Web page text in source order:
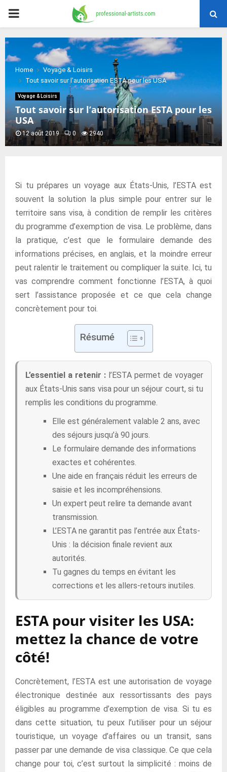
PRIMARY
MENU
Home
Voyage & Loisirs
Tout savoir sur l’autorisation ESTA pour les USA
Voyage & Loisirs
Tout savoir sur l’autorisation ESTA pour les
USA
12 août 2019 0 2940
Si tu prépares un voyage aux États-Unis, l’ESTA est
souvent la solution la plus simple pour entrer sur le
territoire sans visa, à condition de remplir les critères
du programme d’exemption de visa. Le problème, dans
la pratique, c’est que le formulaire demande des
informations précises, en anglais, et la moindre erreur
peut ralentir le traitement ou compliquer la suite. Ici, tu
vas comprendre comment fonctionne l’ESTA, à quoi
sert l’assistance proposée et ce que cela change
concrètement pour toi.
Résumé
L’essentiel a retenir : l’ESTA permet de voyager
aux États-Unis sans visa pour un séjour court, si tu
remplis les conditions du programme.
Elle est généralement valable 2 ans, avec
des séjours jusqu’à 90 jours.
Le formulaire demande des informations
exactes et cohérentes.
Une aide en français réduit les erreurs de
saisie et les incompréhensions.
Un expert peut relire ta demande avant
transmission.
L’ESTA ne garantit pas l’entrée aux États-
Unis : la décision finale revient aux
autorités.
Tu gagnes du temps en évitant les
corrections et les allers-retours inutiles.
ESTA pour visiter les USA:
mettez la chance de votre
côté!
Concrètement, l’ESTA est une autorisation de voyage
électronique destinée aux ressortissants des pays
éligibles au programme d’exemption de visa. Si tu es
dans cette situation, tu peux l’utiliser pour un séjour
touristique, un voyage d’affaires ou un transit, sans
passer par une demande de visa classique. Ce que cela
change pour toi, c’est surtout la simplicité : moins de